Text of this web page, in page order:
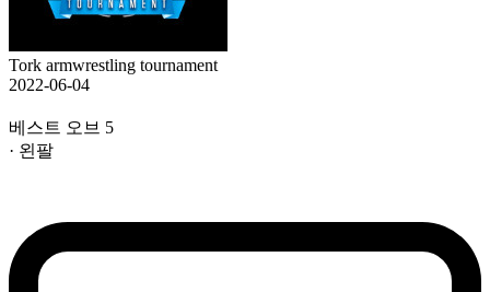
Tork armwrestling tournament
2022-06-04
베스트 오브 5
· 왼팔